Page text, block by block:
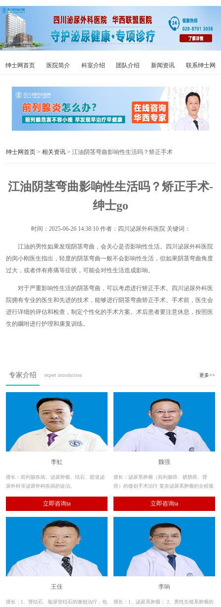
绅士网首页 医院简介 科室介绍 团队介绍 新闻资讯 联系绅士网
绅士网首页 > 相关资讯 > 江油阴茎弯曲影响性生活吗？矫正手术
江油阴茎弯曲影响性生活吗？矫正手术-
绅士go
时间： 2025-06-26 14:38:10作者：四川泌尿外科医院 关键词：
江油的男性如果发现阴茎弯曲，会关心是否影响性生活。四川泌尿外科医院
的闵小刚医生指出，轻度的阴茎弯曲一般不会影响性生活，但如果阴茎弯曲角度
过大，或者伴有疼痛等症状，可能会对性生活造成影响。
对于严重影响性生活的阴茎弯曲，可以考虑进行矫正手术。四川泌尿外科医
院拥有专业的医生和先进的技术，能够进行阴茎弯曲矫正手术。手术前，医生会
进行详细的评估和检查，制定个性化的手术方案。术后患者要注意休息，按照医
生的嘱咐进行护理和康复训练。
专家介绍 expert introduction 更多>>
李虹
擅长：前列腺疾病、泌尿肿瘤、结石、腔道泌
尿外科等泌尿外科疾病的诊治。
立即咨询ta
魏强
擅长：泌尿系肿瘤（前列腺癌、膀胱癌、肾
癌）的微创手术治疗 复杂泌尿系肿瘤的全程规
等的激光及经尿道微创手术治疗）
立即咨询ta
王佳
擅长：1、肾结石、输尿管结石的微创治疗，包
李响
擅长：1、泌尿系肿瘤； 2、男性生殖系肿瘤的